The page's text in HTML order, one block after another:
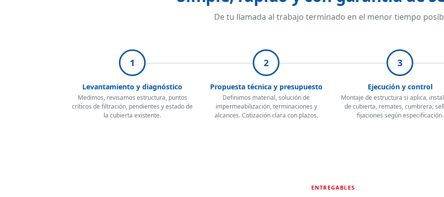
De tu llamada al trabajo terminado en el menor tiempo
1
Levantamiento y diagnóstico
Medimos, revisamos estructura, puntos
críticos de filtración, pendientes y estado de
la cubierta existente.
2
Propuesta técnica y presupuesto
Definimos material, solución de
impermeabilización, terminaciones y
alcances. Cotización clara con plazos.
3
Ejecución y control
Montaje de estructura si aplica,
de cubierta, remates, cumbrera,
fijaciones según especificación.
ENTREGABLES